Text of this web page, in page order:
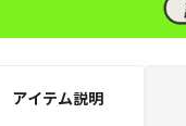
アイテム説明